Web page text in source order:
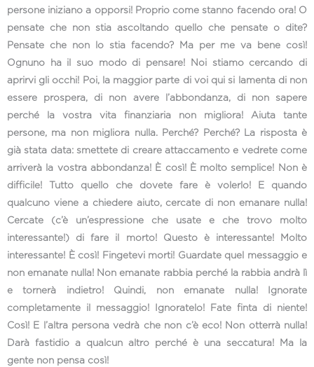
persone iniziano a opporsi! Proprio come stanno facendo ora! O
pensate che non stia ascoltando quello che pensate o dite?
Pensate che non lo stia facendo? Ma per me va bene così!
Ognuno ha il suo modo di pensare! Noi stiamo cercando di
aprirvi gli occhi! Poi, la maggior parte di voi qui si lamenta di non
essere prospera, di non avere l’abbondanza, di non sapere
perché la vostra vita finanziaria non migliora! Aiuta tante
persone, ma non migliora nulla. Perché? Perché? La risposta è
già stata data: smettete di creare attaccamento e vedrete come
arriverà la vostra abbondanza! È così! È molto semplice! Non è
difficile! Tutto quello che dovete fare è volerlo! E quando
qualcuno viene a chiedere aiuto, cercate di non emanare nulla!
Cercate (c’è un’espressione che usate e che trovo molto
interessante!) di fare il morto! Questo è interessante! Molto
interessante! È così! Fingetevi morti! Guardate quel messaggio e
non emanate nulla! Non emanate rabbia perché la rabbia andrà lì
e tornerà indietro! Quindi, non emanate nulla! Ignorate
completamente il messaggio! Ignoratelo! Fate finta di niente!
Così! E l’altra persona vedrà che non c’è eco! Non otterrà nulla!
Darà fastidio a qualcun altro perché è una seccatura! Ma la
gente non pensa così!